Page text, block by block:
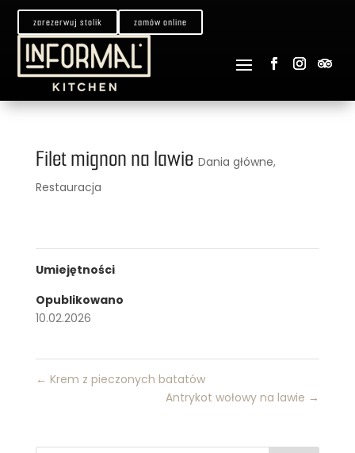
zarezerwuj stolik zamów online
Filet mignon na lawie Dania główne,
Restauracja
Umiejętności
Opublikowano
10.02.2026
← Krem z pieczonych batatów
Antrykot wołowy na lawie →